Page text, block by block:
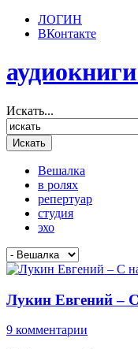
ЛОГИН
ВКонтакте
Искать...
Вешалка
в ролях
репертуар
студия
эхо
Лукин Евгений –
9 комментарии